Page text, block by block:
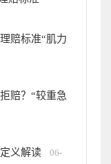
赔标准“肌力
赔？“较重急
义解读
06-